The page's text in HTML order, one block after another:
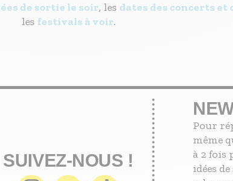
de sortie le soir, les dates des concerts et
les festivals à voir.
SUIVEZ-NOUS !
Pour
même
à 2 fois
idées